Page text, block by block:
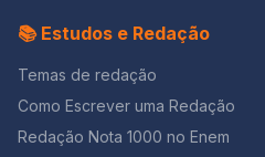
📚 Estudos e Redação
Temas de redação
Como Escrever uma Redação
Redação Nota 1000 no Enem